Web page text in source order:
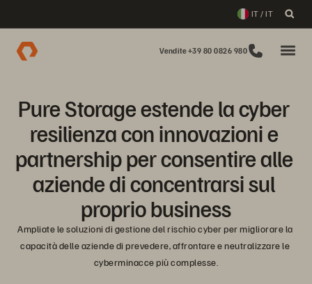
IT / IT
Vendite +39 80 0826 980
Pure Storage estende la cyber
resilienza con innovazioni e
partnership per consentire alle
aziende di concentrarsi sul
proprio business
Ampliate le soluzioni di gestione del rischio cyber per migliorare la
capacità delle aziende di prevedere, affrontare e neutralizzare le
cyberminacce più complesse.